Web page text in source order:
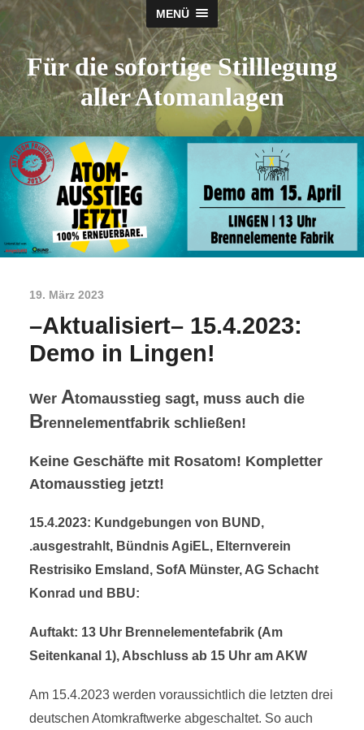
MENÜ
Für die sofortige Stilllegung
aller Atomanlagen
19. März 2023
–Aktualisiert– 15.4.2023:
Demo in Lingen!
Wer Atomausstieg sagt, muss auch die
Brennelementfabrik schließen!
Keine Geschäfte mit Rosatom! Kompletter
Atomausstieg jetzt!
15.4.2023: Kundgebungen von BUND,
.ausgestrahlt, Bündnis AgiEL, Elternverein
Restrisiko Emsland, SofA Münster, AG Schacht
Konrad und BBU:
Auftakt: 13 Uhr Brennelementefabrik (Am
Seitenkanal 1), Abschluss ab 15 Uhr am AKW
Am 15.4.2023 werden voraussichtlich die letzten drei
deutschen Atomkraftwerke abgeschaltet. So auch